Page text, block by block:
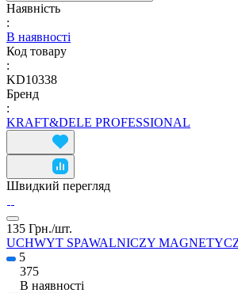
Наявність
:
В наявності
Код товару
:
KD10338
Бренд
:
KRAFT&DELE PROFESSIONAL
Швидкий перегляд
135 Грн./шт.
UCHWYT SPAWALNICZY
5
375
В наявності